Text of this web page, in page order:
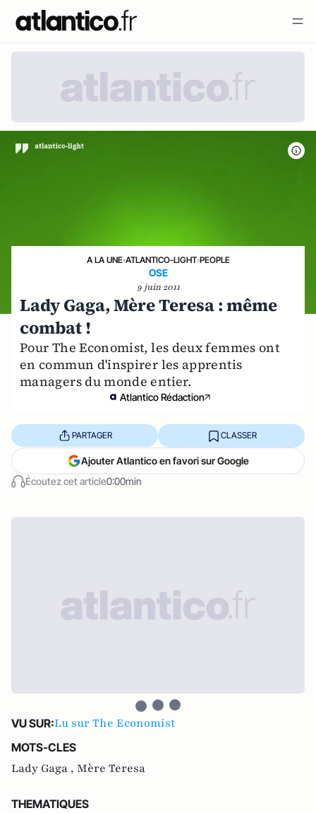
A LA UNE›ATLANTICO-LIGHT›PEOPLE
OSE
9 juin 2011
Lady Gaga, Mère Teresa : même
combat !
Pour The Economist, les deux femmes ont
en commun d'inspirer les apprentis
managers du monde entier.
Atlantico Rédaction
Écoutez cet article0:00min
PARTAGER CLASSER
Ajouter Atlantico en favori sur Google
VU SUR:Lu sur The Economist
MOTS-CLES
Lady Gaga , Mère Teresa
THEMATIQUES